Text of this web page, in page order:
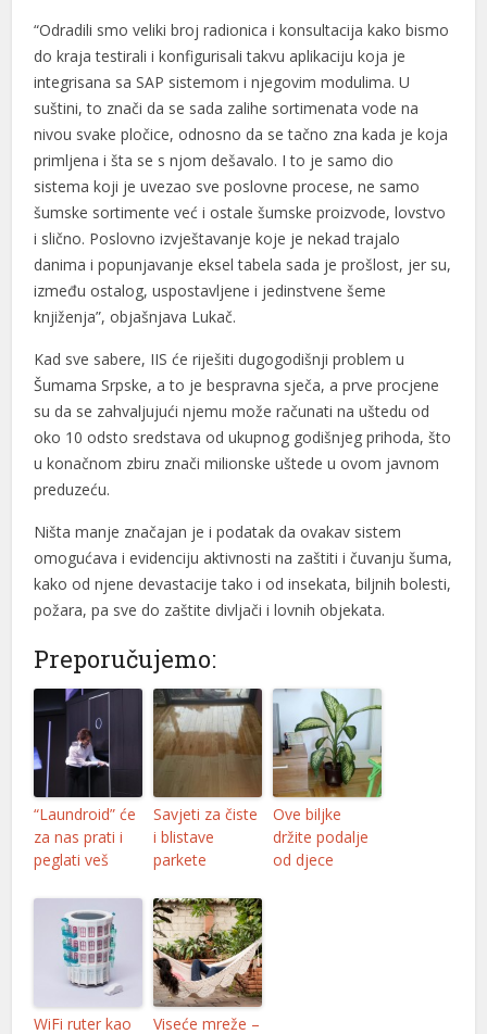
“Odradili smo veliki broj radionica i konsultacija kako bismo
do kraja testirali i konfigurisali takvu aplikaciju koja je
integrisana sa SAP sistemom i njegovim modulima. U
suštini, to znači da se sada zalihe sortimenata vode na
nivou svake pločice, odnosno da se tačno zna kada je koja
primljena i šta se s njom dešavalo. I to je samo dio
sistema koji je uvezao sve poslovne procese, ne samo
šumske sortimente već i ostale šumske proizvode, lovstvo
i slično. Poslovno izvještavanje koje je nekad trajalo
danima i popunjavanje eksel tabela sada je prošlost, jer su,
između ostalog, uspostavljene i jedinstvene šeme
knjiženja”, objašnjava Lukač.
Kad sve sabere, IIS će riješiti dugogodišnji problem u
Šumama Srpske, a to je bespravna sječa, a prve procjene
su da se zahvaljujući njemu može računati na uštedu od
oko 10 odsto sredstava od ukupnog godišnjeg prihoda, što
u konačnom zbiru znači milionske uštede u ovom javnom
preduzeću.
Ništa manje značajan je i podatak da ovakav sistem
omogućava i evidenciju aktivnosti na zaštiti i čuvanju šuma,
kako od njene devastacije tako i od insekata, biljnih bolesti,
požara, pa sve do zaštite divljači i lovnih objekata.
Preporučujemo:
“Laundroid” će
za nas prati i
peglati veš
Savjeti za čiste
i blistave
parkete
Ove biljke
držite podalje
od djece
WiFi ruter kao Viseće mreže –